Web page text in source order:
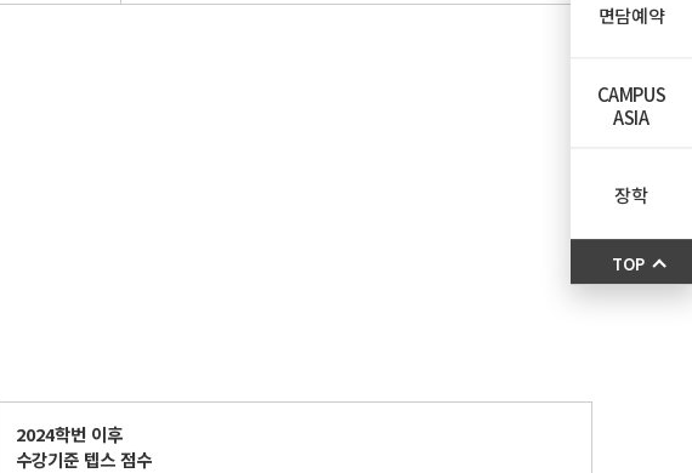
2024학번 이후
수강기준 텝스 점수
면담예약
CAMPUS
ASIA
장학
TOP